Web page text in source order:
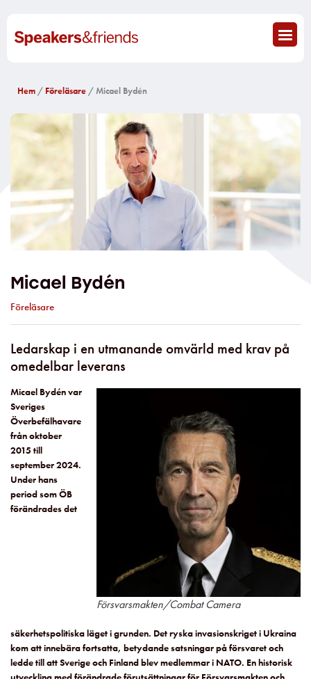
Hem / Föreläsare / Micael Bydén
Micael Bydén
Föreläsare
Ledarskap i en utmanande omvärld med krav på
omedelbar leverans
Försvarsmakten/Combat Camera
Micael Bydén var
Sveriges
Överbefälhavare
från oktober
2015 till
september 2024.
Under hans
period som ÖB
förändrades det
säkerhetspolitiska läget i grunden. Det ryska invasionskriget i Ukraina
kom att innebära fortsatta, betydande satsningar på försvaret och
ledde till att Sverige och Finland blev medlemmar i NATO. En historisk